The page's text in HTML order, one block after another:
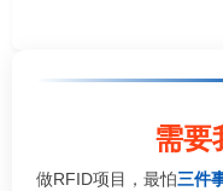
需要
做RFID项目，最怕三件